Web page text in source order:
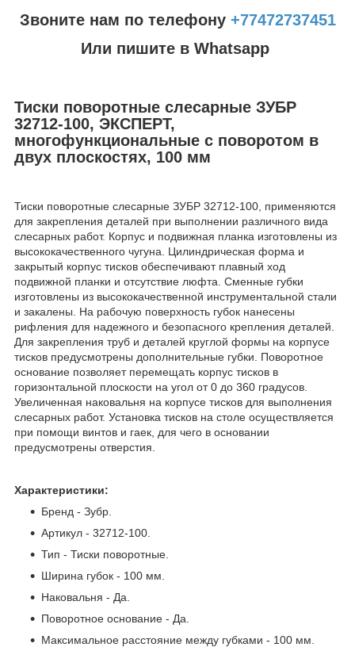
Звоните нам по телефону +77472737451
Или пишите в Whatsapp
Тиски поворотные слесарные ЗУБР
32712-100, ЭКСПЕРТ,
многофункциональные с поворотом в
двух плоскостях, 100 мм
Тиски поворотные слесарные ЗУБР 32712-100, применяются
для закрепления деталей при выполнении различного вида
слесарных работ. Корпус и подвижная планка изготовлены из
высококачественного чугуна. Цилиндрическая форма и
закрытый корпус тисков обеспечивают плавный ход
подвижной планки и отсутствие люфта. Сменные губки
изготовлены из высококачественной инструментальной стали
и закалены. На рабочую поверхность губок нанесены
рифления для надежного и безопасного крепления деталей.
Для закрепления труб и деталей круглой формы на корпусе
тисков предусмотрены дополнительные губки. Поворотное
основание позволяет перемещать корпус тисков в
горизонтальной плоскости на угол от 0 до 360 градусов.
Увеличенная наковальня на корпусе тисков для выполнения
слесарных работ. Установка тисков на столе осуществляется
при помощи винтов и гаек, для чего в основании
предусмотрены отверстия.
Характеристики:
Бренд - Зубр.
Артикул - 32712-100.
Тип - Тиски поворотные.
Ширина губок - 100 мм.
Наковальня - Да.
Поворотное основание - Да.
Максимальное расстояние между губками - 100 мм.